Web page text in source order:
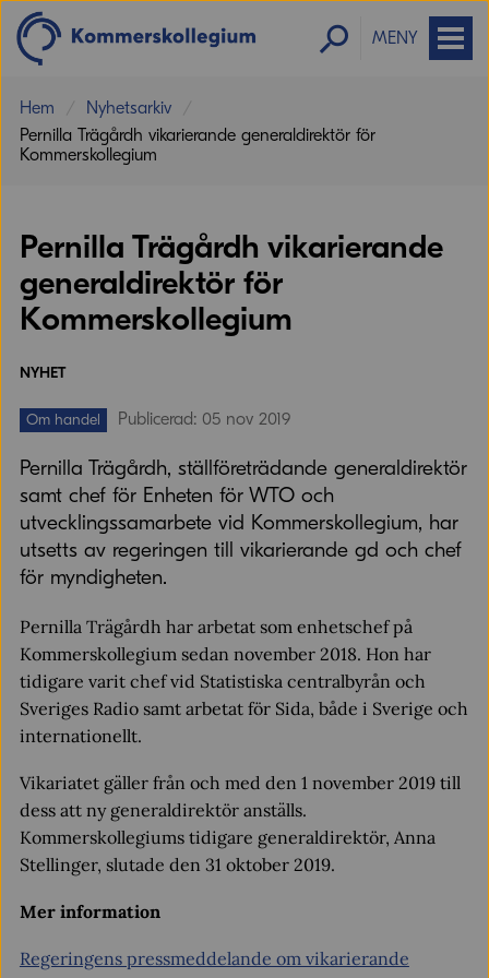
MENY
Hem
Nyhetsarkiv
Pernilla Trägårdh vikarierande generaldirektör för
Kommerskollegium
Pernilla Trägårdh vikarierande
generaldirektör för
Kommerskollegium
NYHET
Om handel Publicerad: 05 nov 2019
Pernilla Trägårdh, ställföreträdande generaldirektör
samt chef för Enheten för WTO och
utvecklingssamarbete vid Kommerskollegium, har
utsetts av regeringen till vikarierande gd och chef
för myndigheten.
Pernilla Trägårdh har arbetat som enhetschef på
Kommerskollegium sedan november 2018. Hon har
tidigare varit chef vid Statistiska centralbyrån och
Sveriges Radio samt arbetat för Sida, både i Sverige och
internationellt.
Vikariatet gäller från och med den 1 november 2019 till
dess att ny generaldirektör anställs.
Kommerskollegiums tidigare generaldirektör, Anna
Stellinger, slutade den 31 oktober 2019.
Mer information
Regeringens pressmeddelande om vikarierande